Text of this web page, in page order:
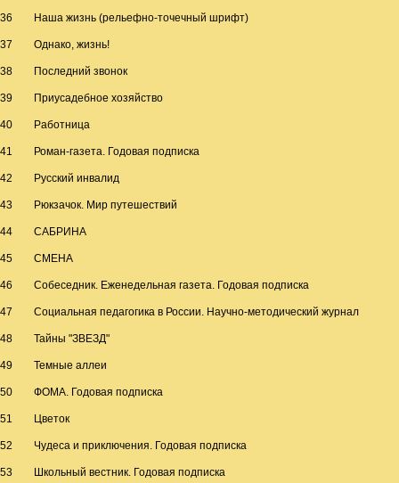
36 Наша жизнь (рельефно-точечный шрифт)
37 Однако, жизнь!
38 Последний звонок
39 Приусадебное хозяйство
40 Работница
41 Роман-газета. Годовая подписка
42 Русский инвалид
43 Рюкзачок. Мир путешествий
44 САБРИНА
45 СМЕНА
46 Собеседник. Еженедельная газета. Годовая подписка
47 Социальная педагогика в России. Научно-методический журнал
48 Тайны "ЗВЕЗД"
49 Темные аллеи
50 ФОМА. Годовая подписка
51 Цветок
52 Чудеса и приключения. Годовая подписка
53 Школьный вестник. Годовая подписка